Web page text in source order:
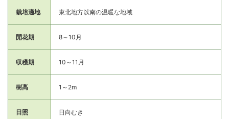
栽培適地 東北地方以南の温暖な地域
開花期 8～10月
収穫期 10～11月
樹高 1～2m
日照 日向むき